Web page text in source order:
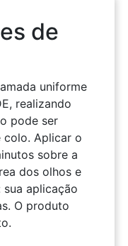
de
uniforme
realizando
pode ser
colo. Aplicar o
sobre a
dos olhos e
sua aplicação
O produto